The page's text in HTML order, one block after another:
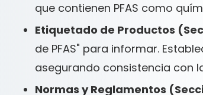
que contienen PFAS como
Etiquetado de Productos
de PFAS" para informar.
asegurando consistencia con
Normas y Reglamentos